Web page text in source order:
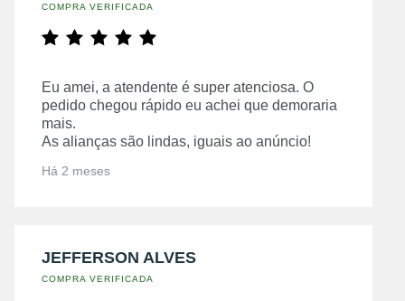
COMPRA VERIFICADA
Eu amei, a atendente é super atenciosa. O
pedido chegou rápido eu achei que demoraria
mais.
As alianças são lindas, iguais ao anúncio!
Há 2 meses
JEFFERSON ALVES
COMPRA VERIFICADA